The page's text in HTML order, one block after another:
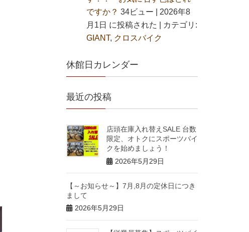
ですか？ 34ビュー
2026年8
月1日 に投稿された
カテゴリ:
GIANT, クロスバイク
休館日カレンダー
最近の投稿
店頭在庫入れ替えSALE 台数
限定、オトクにスポーツバイ
クを始めましょう！
2026年5月29日
【～お知らせ～】7月,8月の定休日につき
まして
2026年5月29日